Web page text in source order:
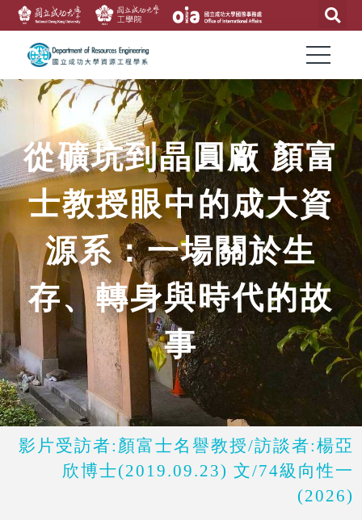
從礦坑到晶圓廠 顏富
士教授眼中的成大資
源系：一場關於生
存、轉身與時代的故
事
影片受訪者:顏富士名譽教授/訪談者:楊亞
欣博士(2019.09.23) 文/74級向性一
(2026)